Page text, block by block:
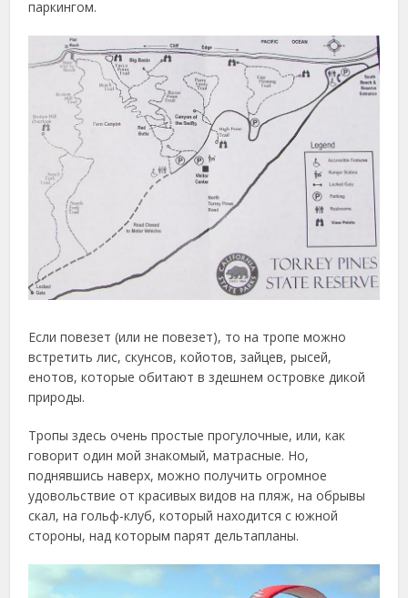
паркингом.
Если повезет (или не повезет), то на тропе можно
встретить лис, скунсов, койотов, зайцев, рысей,
енотов, которые обитают в здешнем островке дикой
природы.
Тропы здесь очень простые прогулочные, или, как
говорит один мой знакомый, матрасные. Но,
поднявшись наверх, можно получить огромное
удовольствие от красивых видов на пляж, на обрывы
скал, на гольф-клуб, который находится с южной
стороны, над которым парят дельтапланы.